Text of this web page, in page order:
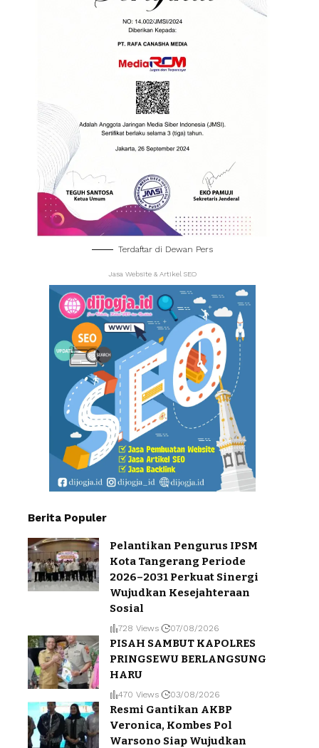
Terdaftar di Dewan Pers
Jasa Website & Artikel SEO
Berita Populer
Pelantikan Pengurus IPSM
Kota Tangerang Periode
2026–2031 Perkuat Sinergi
Wujudkan Kesejahteraan
Sosial
728 Views 07/08/2026
PISAH SAMBUT KAPOLRES
PRINGSEWU BERLANGSUNG
HARU
470 Views 03/08/2026
Resmi Gantikan AKBP
Veronica, Kombes Pol
Warsono Siap Wujudkan